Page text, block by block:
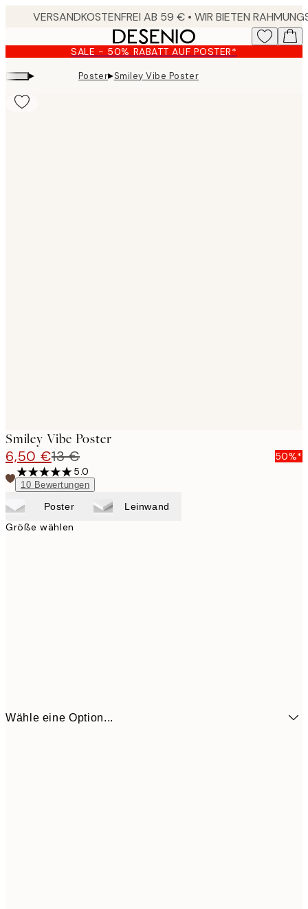
content.
SALE - 50% RABATT AUF POSTER*
▸ Poster▸Smiley Vibe Poster
Smiley Vibe Poster
6,50 €13 €
50%*
5.0
10 Bewertungen
Poster Leinwand
Größe wählen
Wähle eine Option...